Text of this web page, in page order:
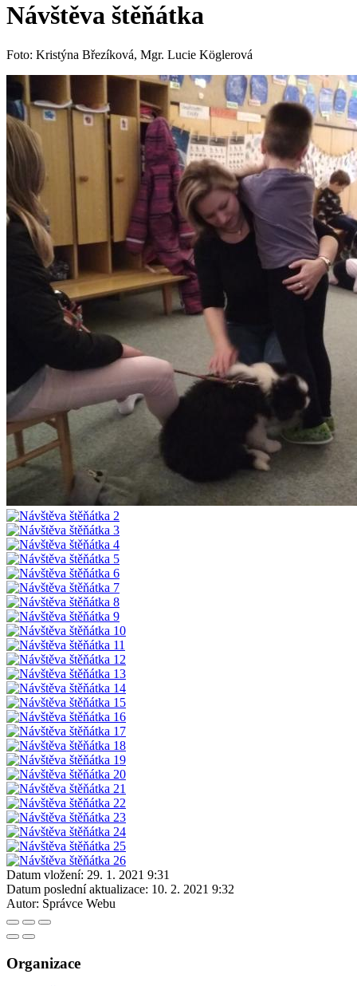
Návštěva štěňátka
Foto: Kristýna Březíková, Mgr. Lucie Köglerová
Datum vložení: 29. 1. 2021 9:31
Datum poslední aktualizace: 10. 2. 2021 9:32
Autor: Správce Webu
Organizace